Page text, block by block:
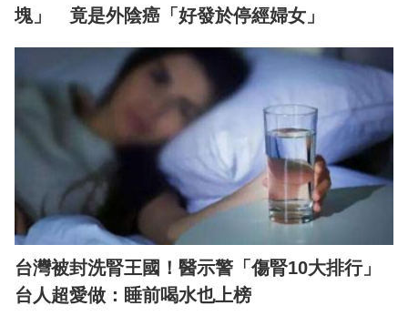
塊」 竟是外陰癌「好發於停經婦女」
台灣被封洗腎王國！醫示警「傷腎10大排行」
台人超愛做：睡前喝水也上榜